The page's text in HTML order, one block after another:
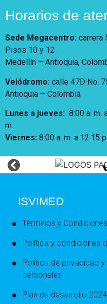
Horarios de
Sede Megacentro: carrera
Pisos 10 y 12
Medellín – Antioquia,
Velódromo: calle 47D No.
Antioquia – Colombia
Lunes a jueves: 8:00 a. m.
m.
Viernes: 8:00 a. m. a 12:15
ISVIMED
Términos y Condiciones
Política y condiciones
Política de privacidad
personales
Plan de desarrollo